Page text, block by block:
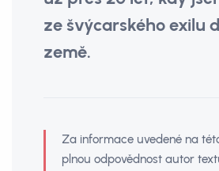
ze švýcarského exilu
země.
Za informace uvedené na
plnou odpovědnost autor